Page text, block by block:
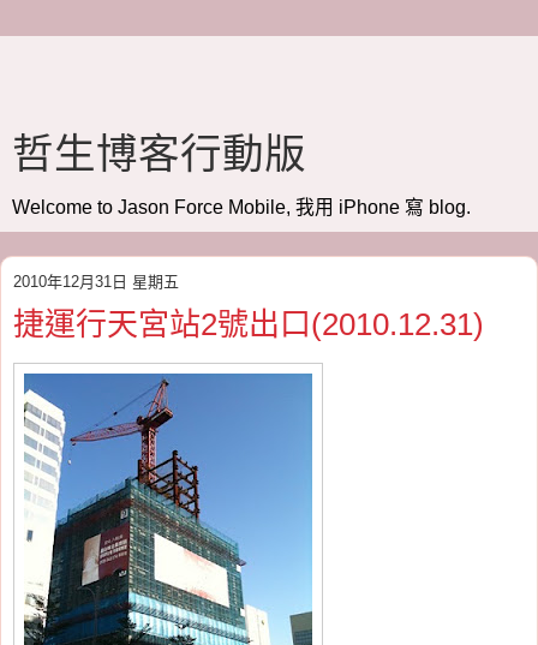
哲生博客行動版
Welcome to Jason Force Mobile, 我用 iPhone 寫 blog.
2010年12月31日 星期五
捷運行天宮站2號出口(2010.12.31)